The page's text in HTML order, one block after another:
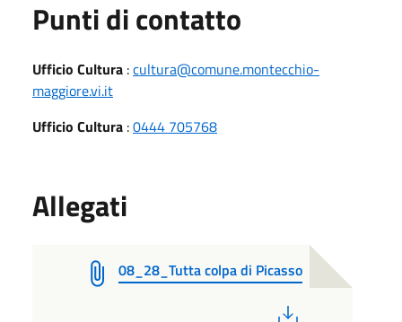
Punti di contatto
Ufficio Cultura :cultura@comune.montecchio-
maggiore.vi.it
Ufficio Cultura :0444 705768
Allegati
08_28_Tutta colpa di Picasso